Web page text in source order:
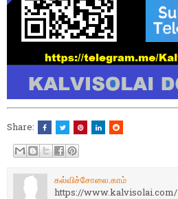
Share:
கல்விச்சோலை.காம்
https://www.kalvisolai.com/